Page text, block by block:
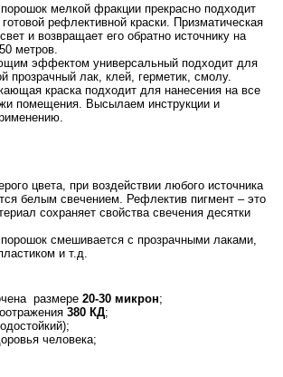
мелкой фракции прекрасно подходит
рефлективной краски. Призматическая
и возвращает его обратно источнику на
метров.
эффектом универсальный подходит для
прозрачный лак, клей, герметик, смолу.
краска подходит для нанесения на все
помещения. Высылаем инструкции и
цвета, при воздействии любого источника
белым свечением. Рефлектив пигмент – это
сохраняет свойства свечения десятки
смешивается с прозрачными лаками,
и т.д.
размере 20-30 микрон;
380 КД;
человека;